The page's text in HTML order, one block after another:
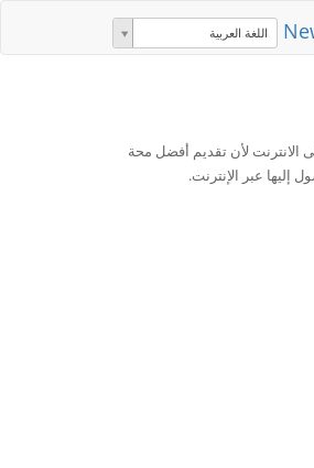
اللغة العربية
لأن تقديم أفضل محة
إليها عبر الإنترنت.